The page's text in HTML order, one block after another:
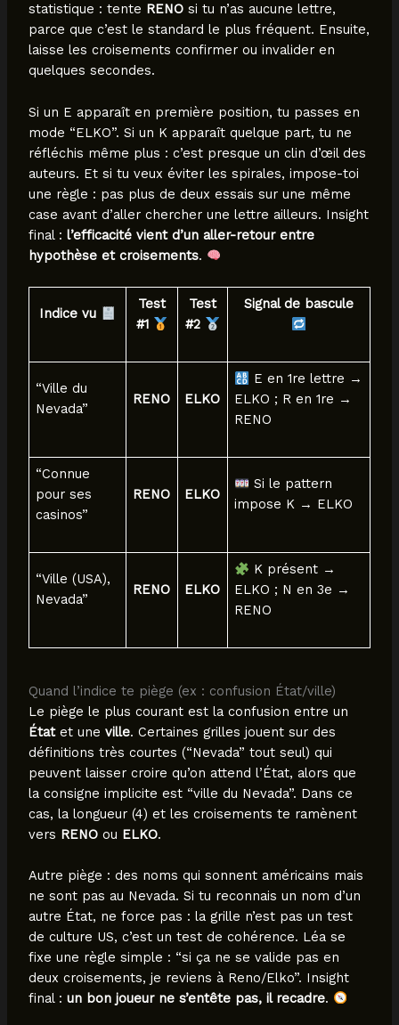
statistique : tente RENOsi tu n’as aucune lettre,
parce que c’est le standard le plus fréquent. Ensuite,
laisse les croisements confirmer ou invalider en
quelques secondes.
Si un E apparaît en première position, tu passes en
mode “ELKO”. Si un K apparaît quelque part, tu ne
réfléchis même plus : c’est presque un clin d’œil des
auteurs. Et si tu veux éviter les spirales, impose-toi
une règle : pas plus de deux essais sur une même
case avant d’aller chercher une lettre ailleurs. Insight
final : l’efficacité vient d’un aller-retour entre
hypothèse et croisements.
Indice vu
Test
#1
Test
#2
Signal de bascule
“Ville du
Nevada”
RENO ELKO
E en 1re lettre →
ELKO ; R en 1re →
RENO
“Connue
pour ses
casinos”
RENO ELKO
Si le pattern
impose K → ELKO
“Ville (USA),
Nevada”
RENO ELKO
K présent →
ELKO ; N en 3e →
RENO
Quand l’indice te piège (ex : confusion État/ville)
Le piège le plus courant est la confusion entre un
Étatet une ville. Certaines grilles jouent sur des
définitions très courtes (“Nevada” tout seul) qui
peuvent laisser croire qu’on attend l’État, alors que
la consigne implicite est “ville du Nevada”. Dans ce
cas, la longueur (4) et les croisements te ramènent
vers RENOou ELKO.
Autre piège : des noms qui sonnent américains mais
ne sont pas au Nevada. Si tu reconnais un nom d’un
autre État, ne force pas : la grille n’est pas un test
de culture US, c’est un test de cohérence. Léa se
fixe une règle simple : “si ça ne se valide pas en
deux croisements, je reviens à Reno/Elko”. Insight
final : un bon joueur ne s’entête pas, il recadre.